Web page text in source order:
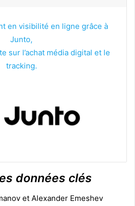
en visibilité en ligne grâce à
Junto,
sur l’achat média digital et le
tracking.
données clés
et Alexander Emeshev